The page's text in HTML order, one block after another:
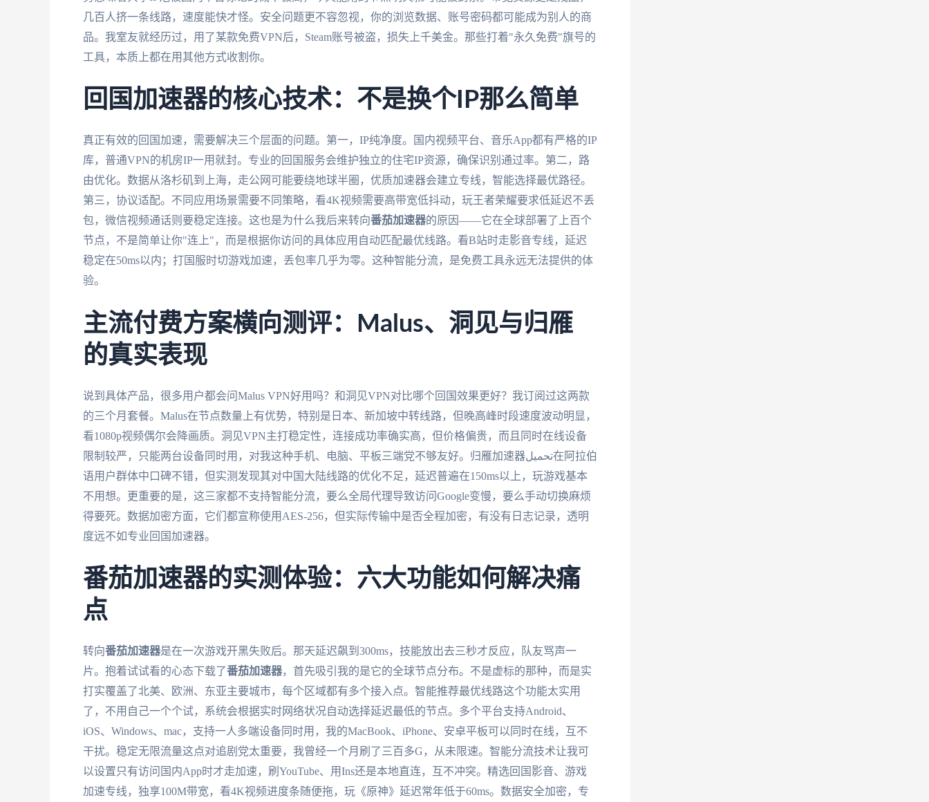
几百人挤一条线路，速度能快才怪。安全问题更不容忽视，你的浏览数据、账号密码都可能成为别人的商
品。我室友就经历过，用了某款免费VPN后，Steam账号被盗，损失上千美金。那些打着"永久免费"旗号的
工具，本质上都在用其他方式收割你。
回国加速器的核心技术：不是换个IP那么简单
真正有效的回国加速，需要解决三个层面的问题。第一，IP纯净度。国内视频平台、音乐App都有严格的IP
库，普通VPN的机房IP一用就封。专业的回国服务会维护独立的住宅IP资源，确保识别通过率。第二，路
由优化。数据从洛杉矶到上海，走公网可能要绕地球半圈，优质加速器会建立专线，智能选择最优路径。
第三，协议适配。不同应用场景需要不同策略，看4K视频需要高带宽低抖动，玩王者荣耀要求低延迟不丢
包，微信视频通话则要稳定连接。这也是为什么我后来转向番茄加速器的原因——它在全球部署了上百个
节点，不是简单让你"连上"，而是根据你访问的具体应用自动匹配最优线路。看B站时走影音专线，延迟
稳定在50ms以内；打国服时切游戏加速，丢包率几乎为零。这种智能分流，是免费工具永远无法提供的体
验。
主流付费方案横向测评：Malus、洞见与归雁
的真实表现
说到具体产品，很多用户都会问Malus VPN好用吗？和洞见VPN对比哪个回国效果更好？我订阅过这两款
的三个月套餐。Malus在节点数量上有优势，特别是日本、新加坡中转线路，但晚高峰时段速度波动明显，
看1080p视频偶尔会降画质。洞见VPN主打稳定性，连接成功率确实高，但价格偏贵，而且同时在线设备
限制较严，只能两台设备同时用，对我这种手机、电脑、平板三端党不够友好。归雁加速器تحميل在阿拉伯
语用户群体中口碑不错，但实测发现其对中国大陆线路的优化不足，延迟普遍在150ms以上，玩游戏基本
不用想。更重要的是，这三家都不支持智能分流，要么全局代理导致访问Google变慢，要么手动切换麻烦
得要死。数据加密方面，它们都宣称使用AES-256，但实际传输中是否全程加密，有没有日志记录，透明
度远不如专业回国加速器。
番茄加速器的实测体验：六大功能如何解决痛
点
转向番茄加速器是在一次游戏开黑失败后。那天延迟飙到300ms，技能放出去三秒才反应，队友骂声一
片。抱着试试看的心态下载了番茄加速器，首先吸引我的是它的全球节点分布。不是虚标的那种，而是实
打实覆盖了北美、欧洲、东亚主要城市，每个区域都有多个接入点。智能推荐最优线路这个功能太实用
了，不用自己一个个试，系统会根据实时网络状况自动选择延迟最低的节点。多个平台支持Android、
iOS、Windows、mac，支持一人多端设备同时用，我的MacBook、iPhone、安卓平板可以同时在线，互不
干扰。稳定无限流量这点对追剧党太重要，我曾经一个月刷了三百多G，从未限速。智能分流技术让我可
以设置只有访问国内App时才走加速，刷YouTube、用Ins还是本地直连，互不冲突。精选回国影音、游戏
加速专线，独享100M带宽，看4K视频进度条随便拖，玩《原神》延迟常年低于60ms。数据安全加密，专